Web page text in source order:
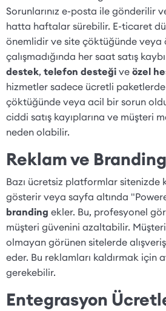
Sorunlarınız e-posta ile gönderilir
hatta haftalar sürebilir. E-ticaret
önemlidir ve site çöktüğünde veya
çalışmadığında her saat satış
destek, telefon desteği ve özel
hizmetler sadece ücretli paketlerde
çöktüğünde veya acil bir sorun
ciddi satış kayıplarına ve müşteri
neden olabilir.
Reklam ve Branding
Bazı ücretsiz platformlar sitenizde
gösterir veya sayfa altında
branding ekler. Bu, profesyonel
müşteri güvenini azaltabilir.
olmayan görünen sitelerde
eder. Bu reklamları kaldırmak için
gerekebilir.
Entegrasyon